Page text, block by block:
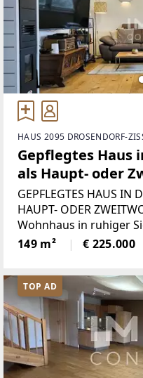
HAUS 2095 DROSENDORF-
Gepflegtes Haus
als Haupt- oder
GEPFLEGTES HAUS IN
HAUPT- ODER
Wohnhaus in ruhiger
Haupt- oder
In den letzten 12
saniert und das
149 m² € 225.000
TOP AD